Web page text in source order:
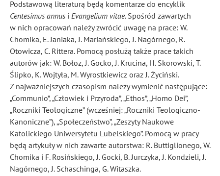
Podstawową literaturą będą komentarze do encyklik
Centesimus annus i Evangelium vitae. Spośród zawartych
w nich opracowań należy zwrócić uwagę na prace: W.
Chomika, E. Janiaka, J. Mariańskiego, J. Nagórnego, R.
Otowicza, C. Rittera. Pomocą posłużą także prace takich
autorów jak: W. Bołoz, J. Gocko, J. Krucina, H. Skorowski, T.
Ślipko, K. Wojtyła, M. Wyrostkiewicz oraz J. Życiński.
Z najważniejszych czasopism należy wymienić następujące:
„Communio”, „Człowiek i Przyroda”, „Ethos”, „Homo Dei”,
„Roczniki Teologiczne” (wcześniej: „Roczniki Teologiczno-
Kanoniczne”), „Społeczeństwo”, „Zeszyty Naukowe
Katolickiego Uniwersytetu Lubelskiego”. Pomocą w pracy
będą artykuły w nich zawarte autorstwa: R. Buttiglionego, W.
Chomika i F. Rosińskiego, J. Gocki, B. Jurczyka, J. Kondzieli, J.
Nagórnego, J. Schaschinga, G. Witaszka.